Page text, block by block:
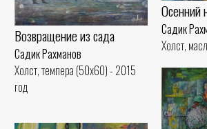
Осенний
Садик
Холст,
Возвращение из сада
Садик Рахманов
Холст, темпера (50x60) - 2015
год